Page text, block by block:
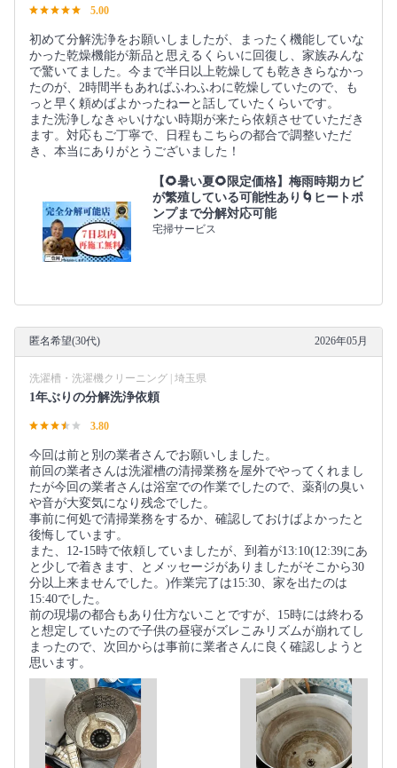
5.00
初めて分解洗浄をお願いしましたが、まったく機能していな
かった乾燥機能が新品と思えるくらいに回復し、家族みんな
で驚いてました。今まで半日以上乾燥しても乾ききらなかっ
たのが、2時間半もあればふわふわに乾燥していたので、も
っと早く頼めばよかったねーと話していたくらいです。
また洗浄しなきゃいけない時期が来たら依頼させていただき
ます。対応もご丁寧で、日程もこちらの都合で調整いただ
き、本当にありがとうございました！
【🌻暑い夏🌻限定価格】梅雨時期カビ
が繁殖している可能性あり🌀ヒートポ
ンプまで分解対応可能
宅掃サービス
匿名希望(30代) 2026年05月
洗濯槽・洗濯機クリーニング | 埼玉県
1年ぶりの分解洗浄依頼
3.80
今回は前と別の業者さんでお願いしました。
前回の業者さんは洗濯槽の清掃業務を屋外でやってくれまし
たが今回の業者さんは浴室での作業でしたので、薬剤の臭い
や音が大変気になり残念でした。
事前に何処で清掃業務をするか、確認しておけばよかったと
後悔しています。
また、12-15時で依頼していましたが、到着が13:10(12:39にあ
と少しで着きます、とメッセージがありましたがそこから30
分以上来ませんでした。)作業完了は15:30、家を出たのは
15:40でした。
前の現場の都合もあり仕方ないことですが、15時には終わる
と想定していたので子供の昼寝がズレこみリズムが崩れてし
まったので、次回からは事前に業者さんに良く確認しようと
思います。